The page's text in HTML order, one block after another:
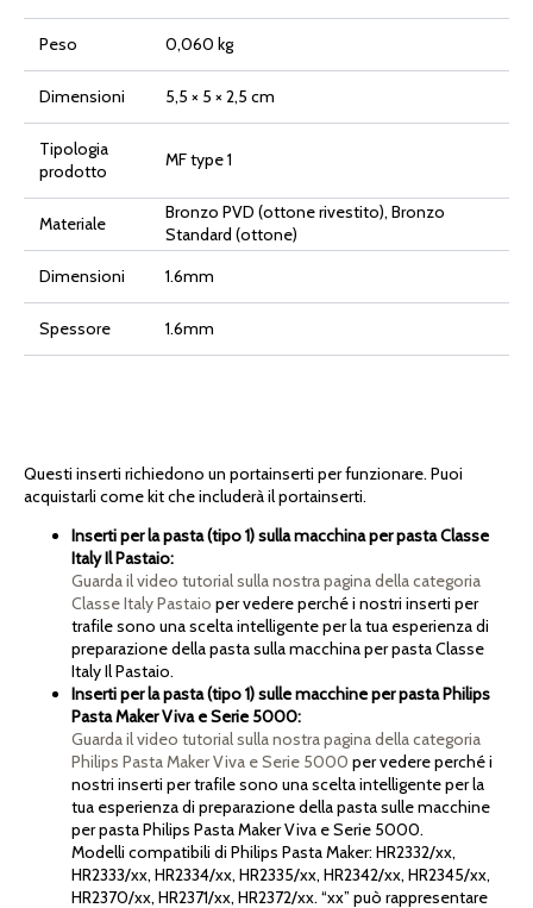
Peso 0,060 kg
Dimensioni 5,5 × 5 × 2,5 cm
Tipologia
prodotto
MF type 1
Materiale
Bronzo PVD (ottone rivestito), Bronzo
Standard (ottone)
Dimensioni
1.6mm
Spessore 1.6mm
Questi inserti richiedono un portainserti per funzionare. Puoi
acquistarli come kit che includerà il portainserti.
Inserti per la pasta (tipo 1) sulla macchina per pasta Classe
Italy Il Pastaio:
Guarda il video tutorial sulla nostra pagina della categoria
Classe Italy Pastaio per vedere perché i nostri inserti per
trafile sono una scelta intelligente per la tua esperienza di
preparazione della pasta sulla macchina per pasta Classe
Italy Il Pastaio.
Inserti per la pasta (tipo 1) sulle macchine per pasta Philips
Pasta Maker Viva e Serie 5000:
Guarda il video tutorial sulla nostra pagina della categoria
Philips Pasta Maker Viva e Serie 5000 per vedere perché i
nostri inserti per trafile sono una scelta intelligente per la
tua esperienza di preparazione della pasta sulle macchine
per pasta Philips Pasta Maker Viva e Serie 5000.
Modelli compatibili di Philips Pasta Maker: HR2332/xx,
HR2333/xx, HR2334/xx, HR2335/xx, HR2342/xx, HR2345/xx,
HR2370/xx, HR2371/xx, HR2372/xx. “xx” può rappresentare